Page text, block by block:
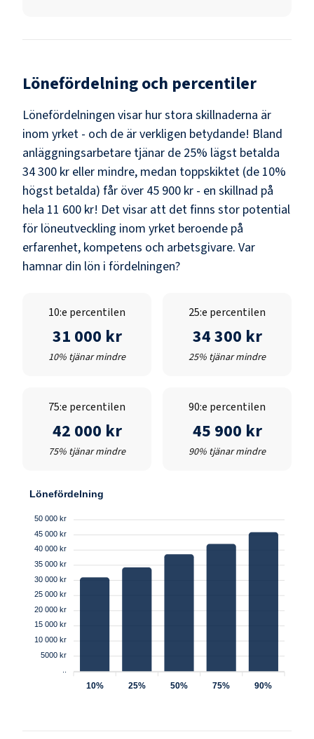
Lönefördelning och percentiler
Lönefördelningen visar hur stora skillnaderna är
inom yrket - och de är verkligen betydande! Bland
anläggningsarbetare tjänar de 25% lägst betalda
34 300 kr eller mindre, medan toppskiktet (de 10%
högst betalda) får över 45 900 kr - en skillnad på
hela 11 600 kr! Det visar att det finns stor potential
för löneutveckling inom yrket beroende på
erfarenhet, kompetens och arbetsgivare. Var
hamnar din lön i fördelningen?
10:e percentilen
31 000 kr
10% tjänar mindre
25:e percentilen
34 300 kr
25% tjänar mindre
75:e percentilen
42 000 kr
75% tjänar mindre
90:e percentilen
45 900 kr
90% tjänar mindre
Lönefördelning
50 000 kr
45 000 kr
40 000 kr
35 000 kr
30 000 kr
25 000 kr
20 000 kr
15 000 kr
10 000 kr
5000 kr
10% 25% 50% 75% 90%